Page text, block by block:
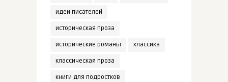
идеи писателей
историческая проза
исторические романы классика
классическая проза
книги для подростков